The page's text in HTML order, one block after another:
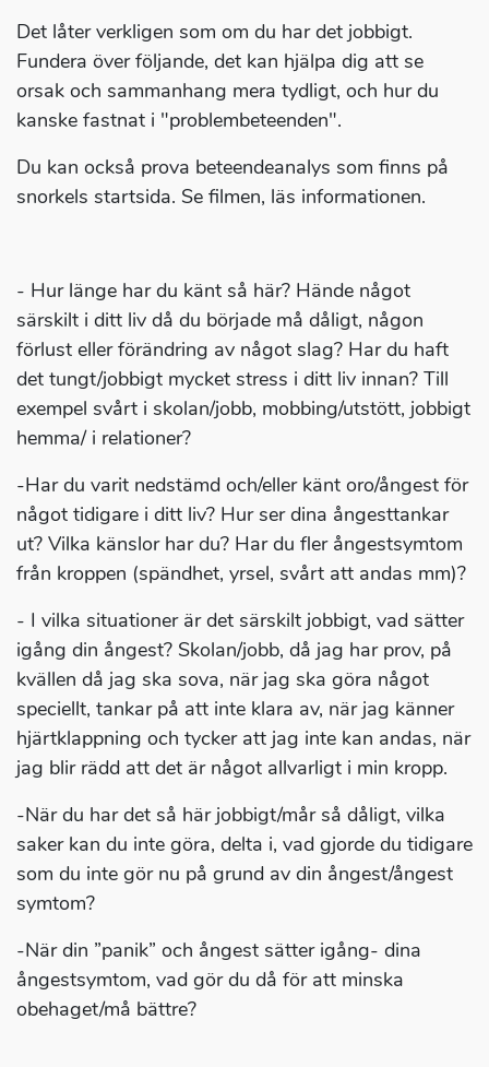
Det låter verkligen som om du har det jobbigt.
Fundera över följande, det kan hjälpa dig att se
orsak och sammanhang mera tydligt, och hur du
kanske fastnat i "problembeteenden".
Du kan också prova beteendeanalys som finns på
snorkels startsida. Se filmen, läs informationen.
- Hur länge har du känt så här? Hände något
särskilt i ditt liv då du började må dåligt, någon
förlust eller förändring av något slag? Har du haft
det tungt/jobbigt mycket stress i ditt liv innan? Till
exempel svårt i skolan/jobb, mobbing/utstött, jobbigt
hemma/ i relationer?
-Har du varit nedstämd och/eller känt oro/ångest för
något tidigare i ditt liv? Hur ser dina ångesttankar
ut? Vilka känslor har du? Har du fler ångestsymtom
från kroppen (spändhet, yrsel, svårt att andas mm)?
- I vilka situationer är det särskilt jobbigt, vad sätter
igång din ångest? Skolan/jobb, då jag har prov, på
kvällen då jag ska sova, när jag ska göra något
speciellt, tankar på att inte klara av, när jag känner
hjärtklappning och tycker att jag inte kan andas, när
jag blir rädd att det är något allvarligt i min kropp.
-När du har det så här jobbigt/mår så dåligt, vilka
saker kan du inte göra, delta i, vad gjorde du tidigare
som du inte gör nu på grund av din ångest/ångest
symtom?
-När din ”panik” och ångest sätter igång- dina
ångestsymtom, vad gör du då för att minska
obehaget/må bättre?